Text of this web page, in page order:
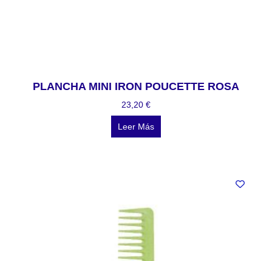
PLANCHA MINI IRON POUCETTE ROSA
23,20 €
Leer Más